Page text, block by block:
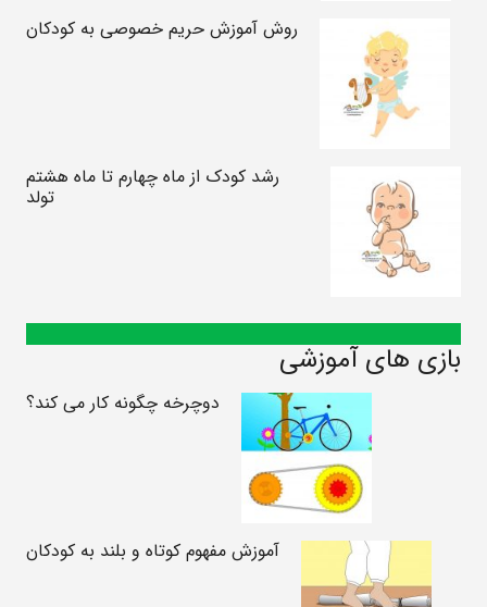
روش آموزش حریم خصوصی به کودکان
رشد کودک از ماه چهارم تا ماه هشتم
تولد
بازی های آموزشی
دوچرخه چگونه کار می کند؟
آموزش مفهوم کوتاه و بلند به کودکان